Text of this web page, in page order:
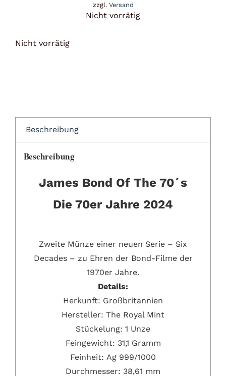
zzgl. Versand
Nicht vorrätig
Nicht vorrätig
Beschreibung
Beschreibung
James Bond Of The 70´s
Die 70er Jahre 2024
Zweite Münze einer neuen Serie – Six
Decades – zu Ehren der Bond-Filme der
1970er Jahre.
Details:
Herkunft: Großbritannien
Hersteller: The Royal Mint
Stückelung: 1 Unze
Feingewicht: 31,1 Gramm
Feinheit: Ag 999/1000
Durchmesser: 38,61 mm